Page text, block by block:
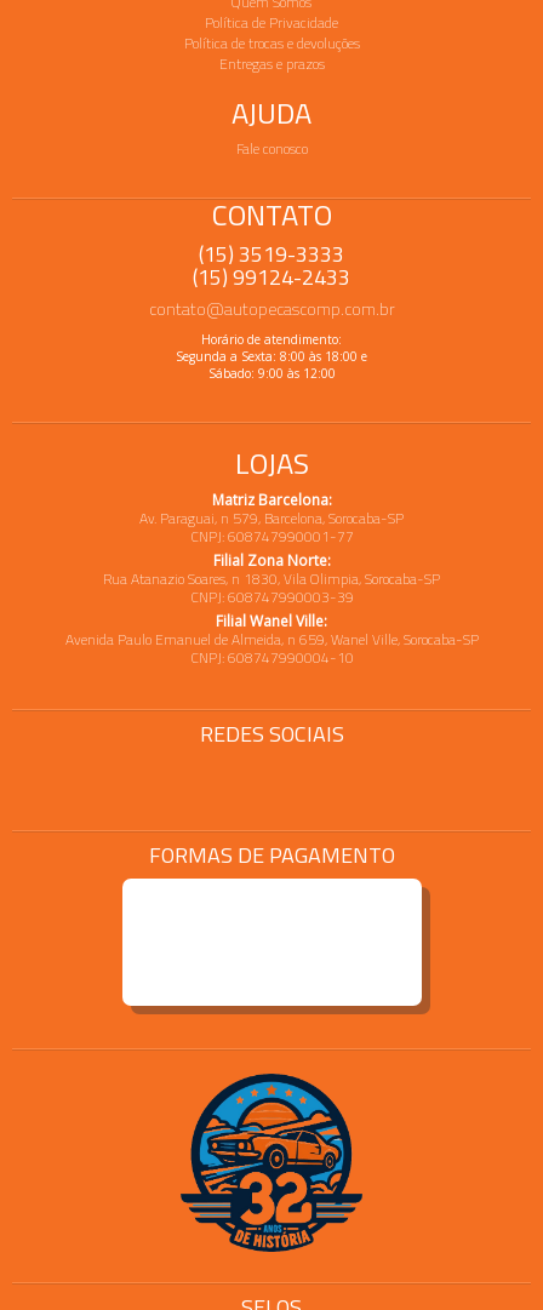
Política de Privacidade
Política de trocas e devoluções
Entregas e prazos
AJUDA
Fale conosco
CONTATO
(15) 3519-3333
(15) 99124-2433
contato@autopecascomp.com.br
Horário de atendimento:
Segunda a Sexta: 8:00 às 18:00 e
Sábado: 9:00 às 12:00
LOJAS
Matriz Barcelona:
Av. Paraguai, n 579, Barcelona, Sorocaba-SP
CNPJ: 608747990001-77
Filial Zona Norte:
Rua Atanazio Soares, n 1830, Vila Olimpia, Sorocaba-SP
CNPJ: 608747990003-39
Filial Wanel Ville:
Avenida Paulo Emanuel de Almeida, n 659, Wanel Ville, Sorocaba-SP
CNPJ: 608747990004-10
REDES SOCIAIS
FORMAS DE PAGAMENTO